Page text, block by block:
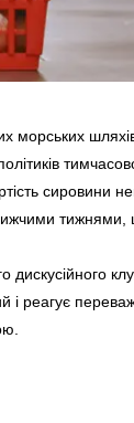
морських
сировини
тижнями,
дискусійного
реагує